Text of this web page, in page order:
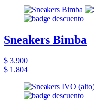
Sneakers Bimba
$ 3.900
$ 1.804